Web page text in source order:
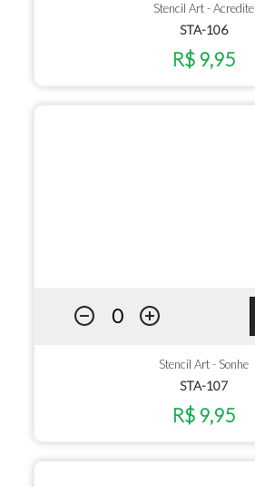
Stencil Art - Acredite
STA-106
R$ 9,95
Stencil Art - Sonhe
STA-107
R$ 9,95